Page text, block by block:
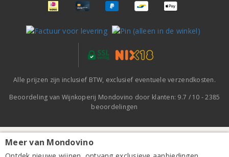
Charles Heidsieck Crayère wijnglas 28cl
Alle prijzen zijn inclusief BTW, exclusief eventuele verzendkosten.
Beoordeling van Wijnkoperij Mondovino door klanten: 9.7 / 10 -2385
beoordelingen
Meer van Mondovino